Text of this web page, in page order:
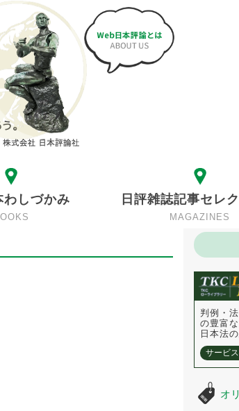
わしづかみ 日評雑誌記事セレ
MAGAZINES
判例・
の豊富
日本法
サービ
オ